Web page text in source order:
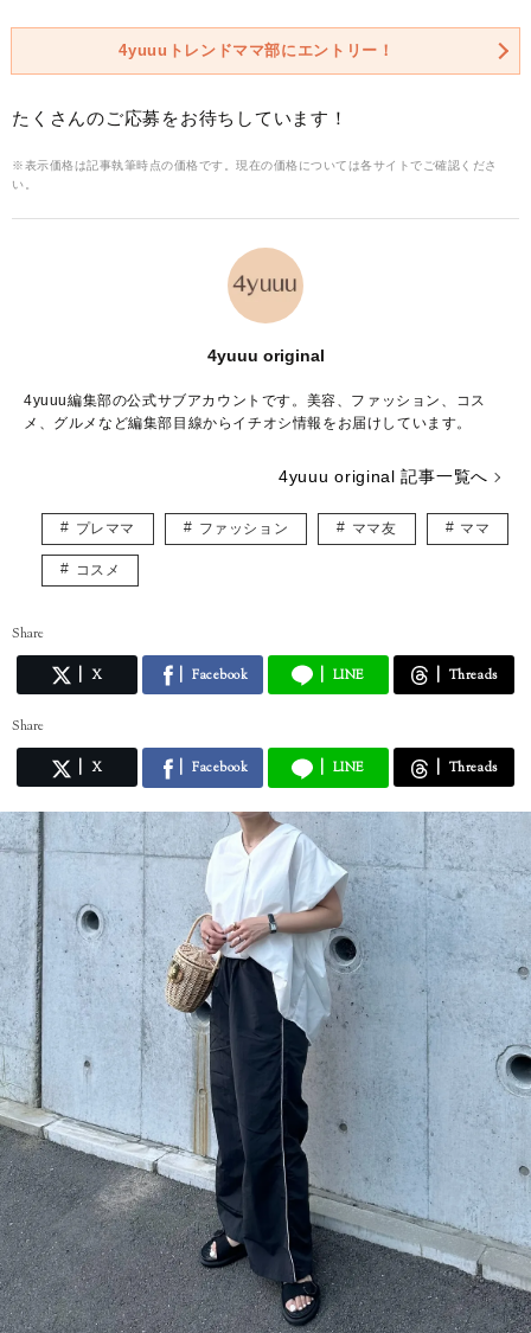
4yuuuトレンドママ部にエントリー！
たくさんのご応募をお待ちしています！
※表示価格は記事執筆時点の価格です。現在の価格については各サイトでご確認くださ
い。
4yuuu original
4yuuu編集部の公式サブアカウントです。美容、ファッション、コス
メ、グルメなど編集部目線からイチオシ情報をお届けしています。
4yuuu original 記事一覧へ
プレママ ファッション ママ友 ママ
コスメ
Share
X Facebook LINE Threads
Share
X Facebook LINE Threads